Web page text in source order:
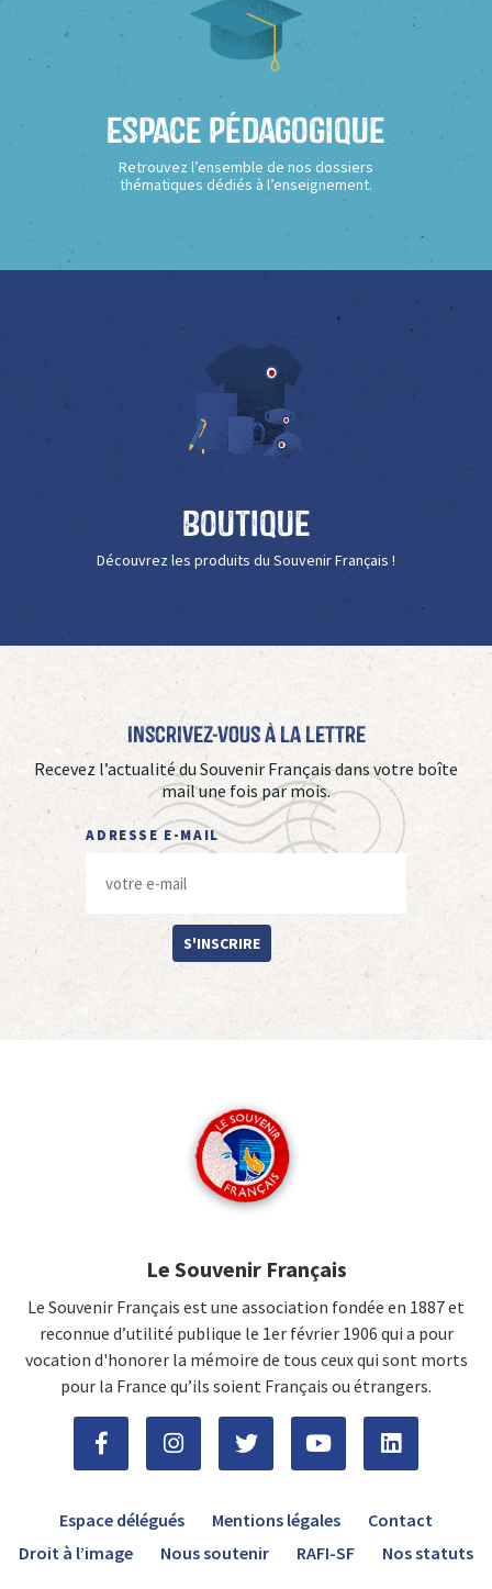
Espace Pédagogique
Retrouvez l’ensemble de nos dossiers
thématiques dédiés à l’enseignement.
Boutique
Découvrez les produits du Souvenir Français !
Inscrivez-vous à La Lettre
Recevez l’actualité du Souvenir Français dans votre boîte
mail une fois par mois.
ADRESSE E-MAIL
S'INSCRIRE
Le Souvenir Français
Le Souvenir Français est une association fondée en 1887 et
reconnue d’utilité publique le 1er février 1906 qui a pour
vocation d'honorer la mémoire de tous ceux qui sont morts
pour la France qu’ils soient Français ou étrangers.
Espace délégués Mentions légales
Contact
Droit à l’image
Nous soutenir RAFI-SF Nos statuts